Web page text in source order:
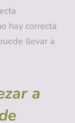
hay correcta
llevar a
a